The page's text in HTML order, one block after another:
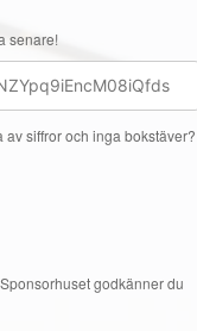
senare!
siffror och inga bokstäver?
godkänner du